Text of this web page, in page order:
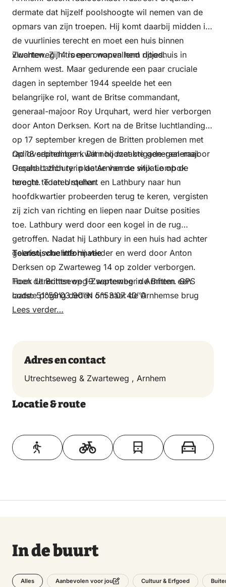
dermate dat hijzelf poolshoogte wil nemen van de
opmars van zijn troepen. Hij komt daarbij midden in
de vuurlinies terecht en moet een huis binnen
vluchten. Zijn troepen wanen hem dood.
Zwarteweg 14 is een onopvallend rijtjeshuis in
Arnhem west. Maar gedurende een paar cruciale
dagen in september 1944 speelde het een
belangrijke rol, want de Britse commandant,
generaal-majoor Roy Urquhart, werd hier verborgen
door Anton Derksen. Kort na de Britse luchtlanding
op 17 september kregen de Britten problemen met
radioverbindingen. Dit noodzaakte generaal-majoor
Urquhart zich ter plaatse van de situatie op de
hoogte te laten stellen.
Op 18 september kwam hij met brigade-generaal
Gerald Lathbury in de Arnhemse wijk Lombok
terecht. Toen Urquhart en Lathbury naar hun
hoofdkwartier probeerden terug te keren, vergisten
zij zich van richting en liepen naar Duitse posities
toe. Lathbury werd door een kogel in de rug
getroffen. Nadat hij Lathbury in een huis had achter
gelaten, vluchtte hij verder en werd door Anton
Derksen op Zwarteweg 14 op zolder verborgen.
Toen de Britten op 19 september de Britten een
laatste poging deden om naar de Arnhemse brug
door te stoten, werd Urquhart bevrijd.
Toeristische informatie
Hoek Utrechtseweg-Zwarteweg in Arnhem. GPS
code: 51°59’03.90’’N 5°53’07.40’’O
Lees verder…
Adres en contact
Utrechtseweg & Zwarteweg , Arnhem
Locatie & route
Toon op kaart
In de buurt
Alles Aanbevolen voor jou Cultuur & Erfgoed